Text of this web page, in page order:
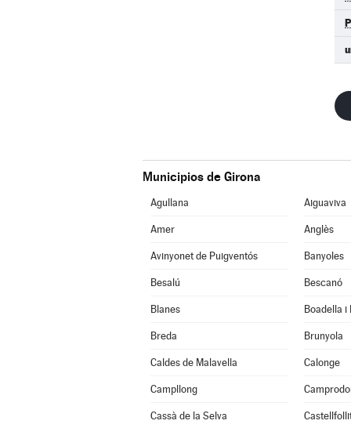
Municipios de Girona
Agullana Aiguaviva
Amer Anglès
Avinyonet de Puigventós Banyoles
Besalú Bescanó
Blanes Boadella i
Breda Brunyola
Caldes de Malavella Calonge
Campllong
Cassà de la Selva